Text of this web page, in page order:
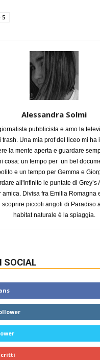
5
Alessandra Solmi
pubblicista e amo la
trash. Una mia prof del liceo mi ha
la mente aperta e guardare
cosa: un tempo per un bel
e un tempo per Gemma e
all'infinito le puntate di Grey’s
amica. Divisa fra Emilia Romagna
scoprire piccoli angoli di Paradiso
habitat naturale è la spiaggia.
SOCIAL